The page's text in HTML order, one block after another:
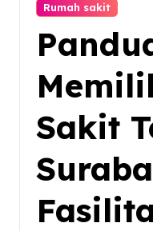
Rumah sakit
Sakit